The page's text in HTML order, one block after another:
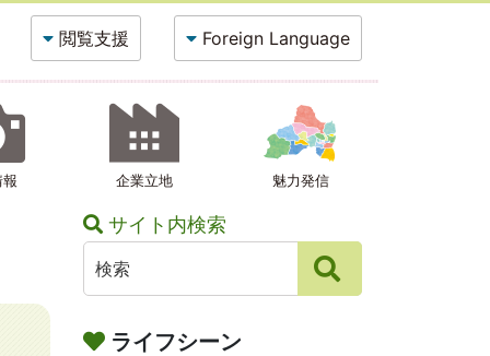
閲覧支援 Foreign Language
企業立地 魅力発信
サイト内検索
ライフシーン